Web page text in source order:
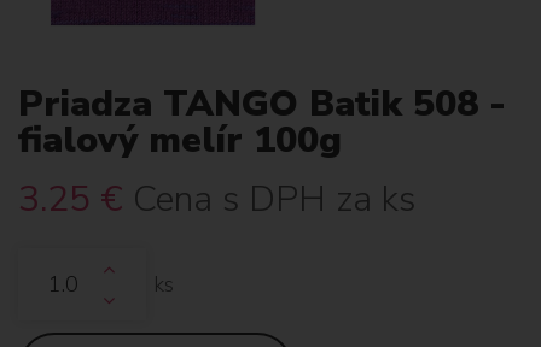
Priadza TANGO Batik 508 -
fialový melír 100g
3.25 € Cena s DPH za ks
ks